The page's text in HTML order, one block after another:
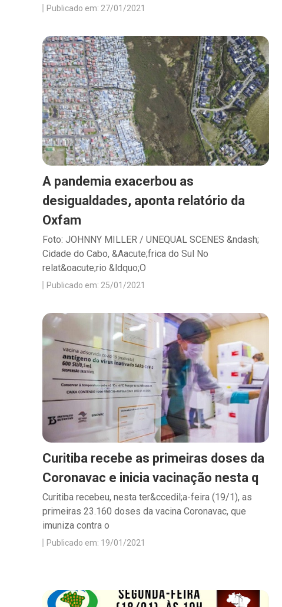
Publicado em: 27/01/2021
A pandemia exacerbou as
desigualdades, aponta relatório da
Oxfam
Foto: JOHNNY MILLER / UNEQUAL SCENES &ndash;
Cidade do Cabo, &Aacute;frica do Sul No
relat&oacute;rio &ldquo;O
Publicado em: 25/01/2021
Curitiba recebe as primeiras doses da
Coronavac e inicia vacinação nesta q
Curitiba recebeu, nesta ter&ccedil;a-feira (19/1), as
primeiras 23.160 doses da vacina Coronavac, que
imuniza contra o
Publicado em: 19/01/2021